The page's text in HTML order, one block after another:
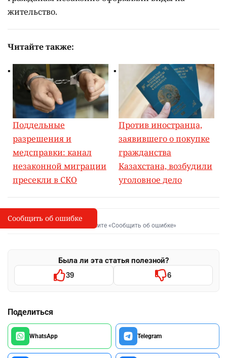
жительство.
Читайте также:
Поддельные
разрешения и
медсправки: канал
незаконной миграции
пресекли в СКО
Против иностранца,
заявившего о покупке
гражданства
Казахстана, возбудили
уголовное дело
I
Сообщить об опечатке
Выделите фрагмент и нажмите «Сообщить об ошибке»
Была ли эта статья полезной?
39 6
Поделиться
WhatsApp Telegram
Сообщить об ошибке